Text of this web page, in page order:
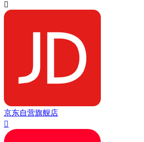

京东自营旗舰店
